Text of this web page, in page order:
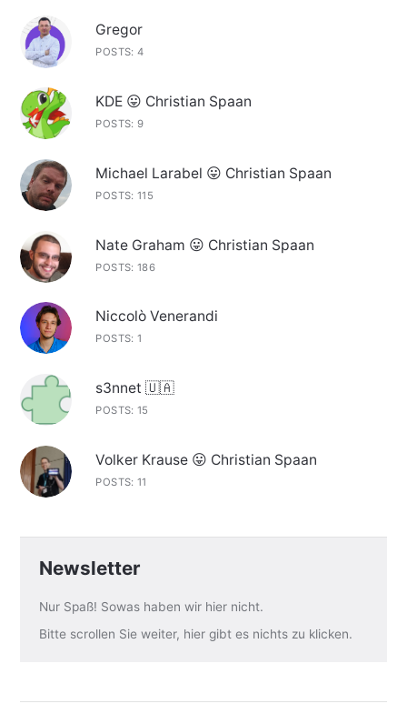
Gregor
POSTS: 4
KDE 😛 Christian Spaan
POSTS: 9
Michael Larabel 😛 Christian Spaan
POSTS: 115
Nate Graham 😛 Christian Spaan
POSTS: 186
Niccolò Venerandi
POSTS: 1
s3nnet 🇺🇦
POSTS: 15
Volker Krause 😛 Christian Spaan
POSTS: 11
Newsletter
Nur Spaß! Sowas haben wir hier nicht.
Bitte scrollen Sie weiter, hier gibt es nichts zu klicken.